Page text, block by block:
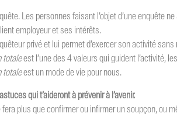
Les personnes faisant l’objet d’une enquête
employeur et ses intérêts.
privé et lui permet d’exercer son activité
totaleest l’une des 4 valeurs qui guident l’activité,
totaleest un mode de vie pour nous.
astuces qui t’aideront à prévenir à l’avenir.
fera plus que confirmer ou infirmer un soupçon, ou